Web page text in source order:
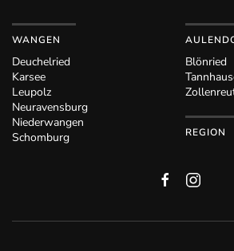
WANGEN
Deuchelried
Karsee
Leupolz
Neuravensburg
Niederwangen
Schomburg
Blönried
REGION